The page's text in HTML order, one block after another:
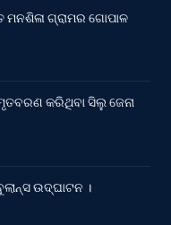
ମନଶିଳା ଗ୍ରାମର ଗୋପାଳ
କରିଥିବା ସିଲୁ ଜେନା
ଉଦ୍‌ଘାଟନ ।